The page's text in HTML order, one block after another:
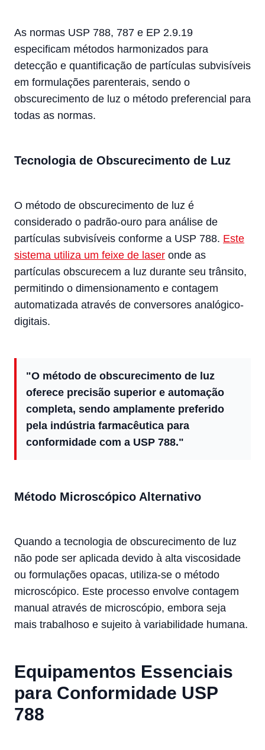
As normas USP 788, 787 e EP 2.9.19
especificam métodos harmonizados para
detecção e quantificação de partículas subvisíveis
em formulações parenterais, sendo o
obscurecimento de luz o método preferencial para
todas as normas.
Tecnologia de Obscurecimento de Luz
O método de obscurecimento de luz é
considerado o padrão-ouro para análise de
partículas subvisíveis conforme a USP 788. Este
sistema utiliza um feixe de laser onde as
partículas obscurecem a luz durante seu trânsito,
permitindo o dimensionamento e contagem
automatizada através de conversores analógico-
digitais.
"O método de obscurecimento de luz
oferece precisão superior e automação
completa, sendo amplamente preferido
pela indústria farmacêutica para
conformidade com a USP 788."
Método Microscópico Alternativo
Quando a tecnologia de obscurecimento de luz
não pode ser aplicada devido à alta viscosidade
ou formulações opacas, utiliza-se o método
microscópico. Este processo envolve contagem
manual através de microscópio, embora seja
mais trabalhoso e sujeito à variabilidade humana.
Equipamentos Essenciais
para Conformidade USP
788